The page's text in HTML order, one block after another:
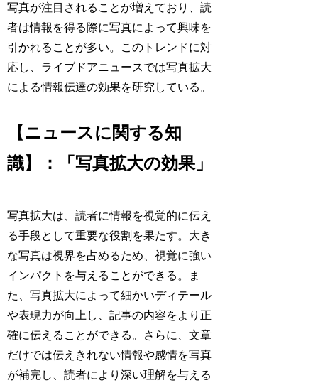
写真が注目されることが増えており、読
者は情報を得る際に写真によって興味を
引かれることが多い。このトレンドに対
応し、ライブドアニュースでは写真拡大
による情報伝達の効果を研究している。
【ニュースに関する知
識】：「写真拡大の効果」
写真拡大は、読者に情報を視覚的に伝え
る手段として重要な役割を果たす。大き
な写真は視界を占めるため、視覚に強い
インパクトを与えることができる。ま
た、写真拡大によって細かいディテール
や表現力が向上し、記事の内容をより正
確に伝えることができる。さらに、文章
だけでは伝えきれない情報や感情を写真
が補完し、読者により深い理解を与える